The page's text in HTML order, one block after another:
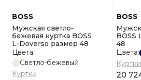
BOSS
Мужская светло-
бежевая куртка BOSS
L-Doverso размер 48
Цвета:
Светло-бежевый
Куртки
BOSS
BOSS
48
Цвета:
Куртки
20